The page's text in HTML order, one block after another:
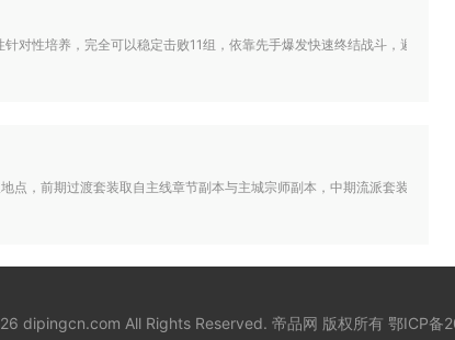
对性培养，完全可以稳定击败11组，依靠先手爆发快速终结战斗，避开
点，前期过渡套装取自主线章节副本与主城宗师副本，中期流派套装集中
dipingcn.com All Rights Reserved. 帝品网 版权所有 鄂ICP备